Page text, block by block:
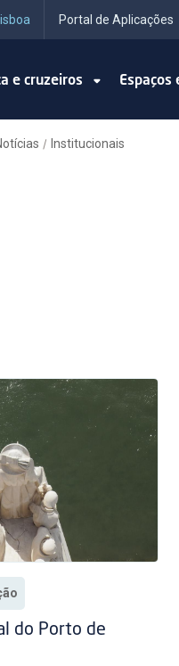
Portal de Aplicações
e cruzeiros Espaços
/ Institucionais
do Porto de